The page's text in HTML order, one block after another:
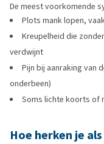
De meest voorkomende
Plots mank lopen,
Kreupelheid die
verdwijnt
Pijn bij aanraking van
onderbeen)
Soms lichte koorts of
Hoe herken je